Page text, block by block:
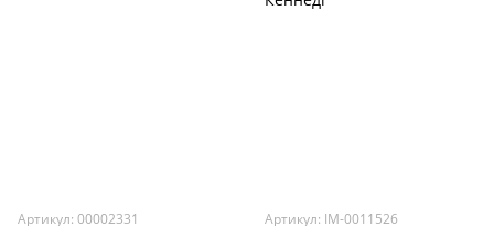
Артикул: 00002331 Артикул: IM-0011526